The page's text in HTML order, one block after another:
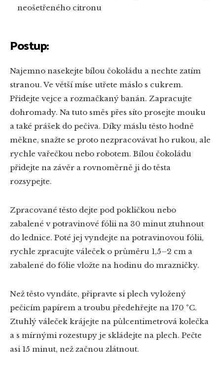
neošetřeného citronu
Postup:
Najemno nasekejte bílou čokoládu a nechte zatím
stranou. Ve větší míse utřete máslo s cukrem.
Přidejte vejce a rozmačkaný banán. Zapracujte
dohromady. Na tuto směs přes síto prosejte mouku
a také prášek do pečiva. Díky máslu těsto hodně
měkne, snažte se proto nezpracovávat ho rukou, ale
rychle vařečkou nebo robotem. Bílou čokoládu
přidejte na závěr a rovnoměrně ji do těsta
rozsypejte.
Zpracované těsto dejte pod pokličkou nebo
zabalené v potravinové fólii na 30 minut ztuhnout
do lednice. Poté jej vyndejte na potravinovou fólii,
rychle zpracujte váleček o průměru 1,5–2 cm a
zabalené do fólie vložte na hodinu do mrazničky.
Než těsto vyndáte, připravte si plech vyložený
pečicím papírem a troubu předehřejte na 170 °C.
Ztuhlý váleček krájejte na půlcentimetrová kolečka
a s mírnými rozestupy je skládejte na plech. Pečte
asi 15 minut, než začnou zlátnout.